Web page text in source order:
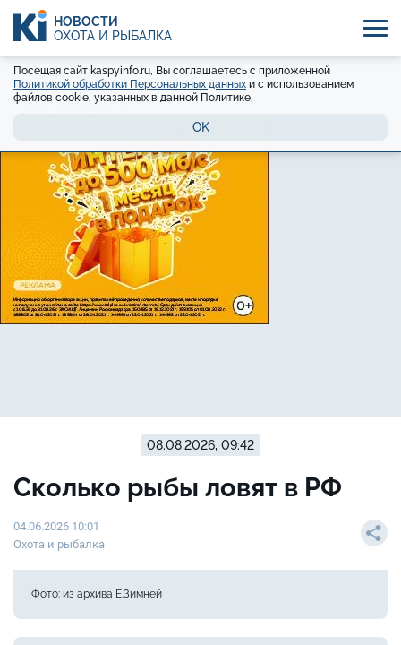
НОВОСТИ
ОХОТА И РЫБАЛКА
Посещая сайт kaspyinfo.ru, Вы соглашаетесь с приложенной
Политикой обработки Персональных данных и с использованием
файлов cookie, указанных в данной Политике.
OK
08.08.2026, 09:42
Сколько рыбы ловят в РФ
04.06.2026 10:01
Охота и рыбалка
Фото: из архива Е.Зимней